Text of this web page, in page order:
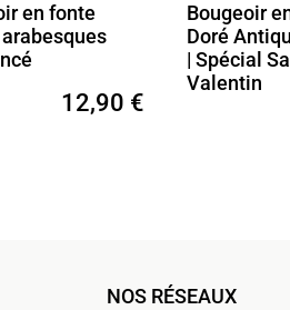
en fonte
12,90 €
Bougeoir
Doré
| Spécial
Valentin
NOS RÉSEAUX